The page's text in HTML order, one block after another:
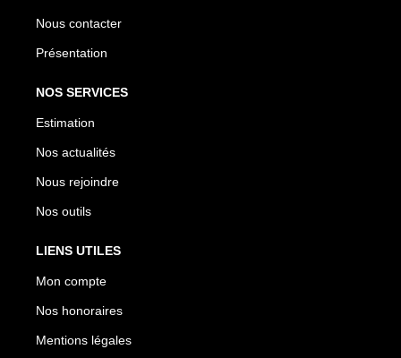
Nous contacter
Présentation
NOS SERVICES
Estimation
Nos actualités
Nous rejoindre
Nos outils
LIENS UTILES
Mon compte
Nos honoraires
Mentions légales